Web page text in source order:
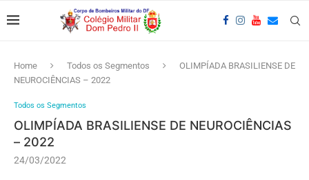
Home Todos os Segmentos
OLIMPÍADA BRASILIENSE DE
NEUROCIÊNCIAS – 2022
Todos os Segmentos
OLIMPÍADA BRASILIENSE DE NEUROCIÊNCIAS
– 2022
24/03/2022